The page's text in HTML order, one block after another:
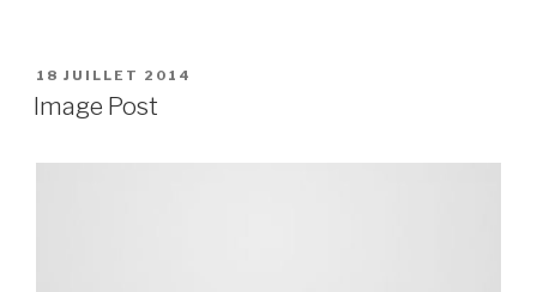
PUBLIÉ
LE
18 JUILLET 2014
Image Post